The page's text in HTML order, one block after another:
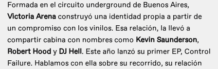
Formada en el circuito underground de Buenos Aires,
Victoria Arena construyó una identidad propia a partir de
un compromiso con los vinilos. Esa relación, la llevó a
compartir cabina con nombres como Kevin Saunderson,
Robert Hood y DJ Hell. Este año lanzó su primer EP, Control
Failure. Hablamos con ella sobre su recorrido, su relación